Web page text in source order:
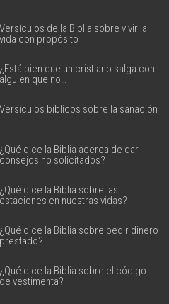
Versículos de la Biblia sobre vivir la
vida con propósito
¿Está bien que un cristiano salga con
alguien que no…
Versículos bíblicos sobre la sanación
¿Qué dice la Biblia acerca de dar
consejos no solicitados?
¿Qué dice la Biblia sobre las
estaciones en nuestras vidas?
¿Qué dice la Biblia sobre pedir dinero
prestado?
¿Qué dice la Biblia sobre el código
de vestimenta?